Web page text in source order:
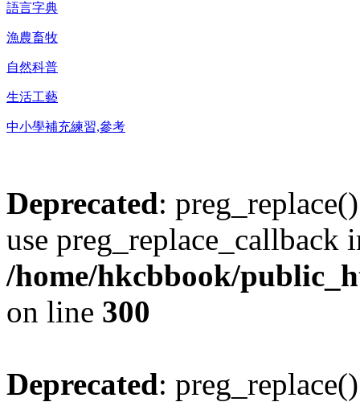
語言字典
漁農畜牧
自然科普
生活工藝
中小學補充練習,參考
Deprecated:
use preg_replace_callback
/home/hkcbbook/
on line 300
Deprecated: